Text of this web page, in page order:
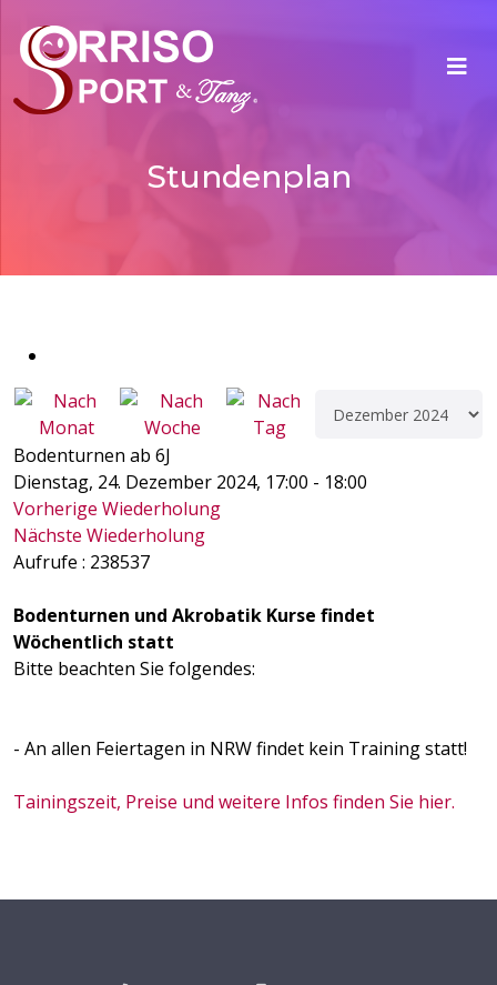
Stundenplan
Bodenturnen ab 6J
Dienstag, 24. Dezember 2024, 17:00 - 18:00
Vorherige Wiederholung
Nächste Wiederholung
Aufrufe : 238537
Bodenturnen und Akrobatik Kurse findet
Wöchentlich statt
Bitte beachten Sie folgendes:
- An allen Feiertagen in NRW findet kein Training statt!
Tainingszeit, Preise und weitere Infos finden Sie hier.